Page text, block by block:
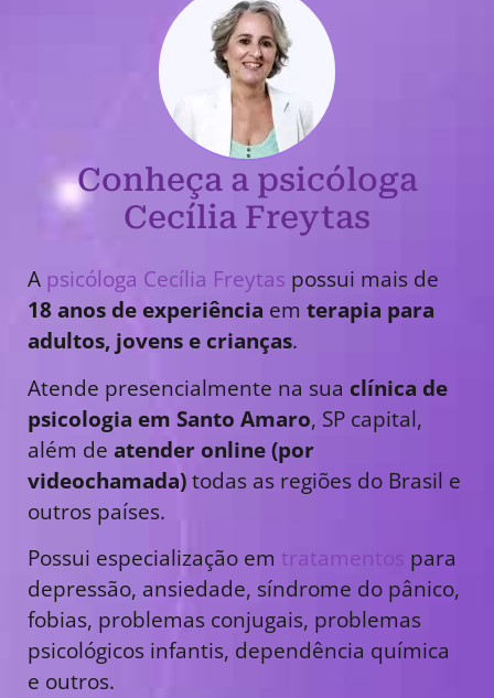
Conheça a psicóloga
Cecília Freytas
A psicóloga Cecília Freytas possui mais de
18 anos de experiência em terapia para
adultos, jovens e crianças.
Atende presencialmente na sua clínica de
psicologia em Santo Amaro, SP capital,
além de atender online (por
videochamada)todas as regiões do Brasil e
outros países.
Possui especialização em tratamentos para
depressão, ansiedade, síndrome do pânico,
fobias, problemas conjugais, problemas
psicológicos infantis, dependência química
e outros.